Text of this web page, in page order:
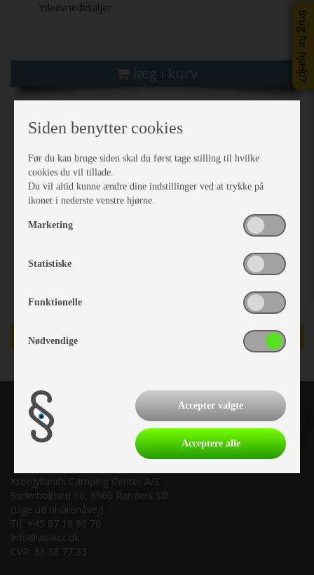
Brug for hjælp?
Ydeevnedetaljer
læg i kurv
Kronjyllands Camping Center A/S
Suderholmen 10, 8960 Randers SØ
(Lige ud til Grenåvej)
Tlf. +45 87 10 98 70
Info@as-kcc.dk
CVR: 33 38 77 33
Siden benytter cookies
Før du kan bruge siden skal du først tage stilling til hvilke
cookies du vil tillade.
Du vil altid kunne ændre dine indstillinger ved at trykke på
ikonet i nederste venstre hjørne.
Marketing
Statistiske
Funktionelle
Nødvendige
Accepter valgte
Acceptere alle